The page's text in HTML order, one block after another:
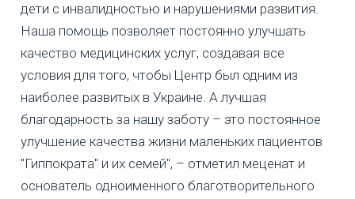
дети с инвалидностью и нарушениями развития.
Наша помощь позволяет постоянно улучшать
качество медицинских услуг, создавая все
условия для того, чтобы Центр был одним из
наиболее развитых в Украине. А лучшая
благодарность за нашу заботу – это постоянное
улучшение качества жизни маленьких пациентов
"Гиппократа" и их семей", – отметил меценат и
основатель одноименного благотворительного